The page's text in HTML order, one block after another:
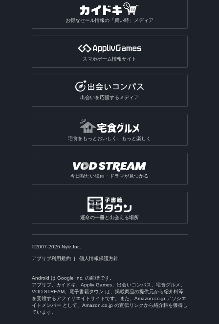
お得なセール情報の「買い時」メディア
スマホゲーム情報サイト
出会いを応援するメディア
宅食をもっとおいしく、もっと楽しく
今日観たい映画・ドラマが見つかる
運命の一冊と出会える場所
©2007-2026 Nyle Inc.
アプリブ利用規約 個人情報保護方針
Android は Google Inc. の商標です。
アプリブ、カイドキ、Appliv Games、出会いコンパス、宅食グルメ、
VOD STREAM、電子書籍タウン は、掲載商品の提供元から紹介料等
を受領するアフィリエイトサイトです。また、Amazon.co.jp アソシエ
イトメンバー として、Amazon.co.jp の宣伝リンクから紹介料を獲得し
ています。